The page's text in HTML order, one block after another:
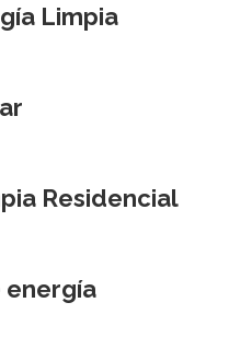
Limpia
Residencial
energía